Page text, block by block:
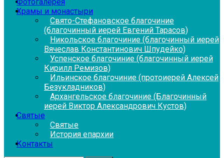
Храмы и монастыри
Свято-Стефановское благочиние
(благочинный иерей Евгений Тарасов)
Никольское благочиние (благочинный иерей
Вячеслав Константинович Шпудейко)
Успенское благочиние (благочинный иерей
Кирилл Ремизов)
Ильинское благочиние (протоиерей Алексей
Безукладников)
Архангельское благочиние (Благочинный
иерей Виктор Александрович Кустов)
Святые
Святые
История епархии
Контакты